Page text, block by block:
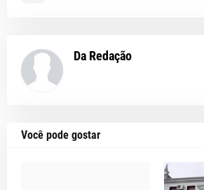
Da Redação
Você pode gostar